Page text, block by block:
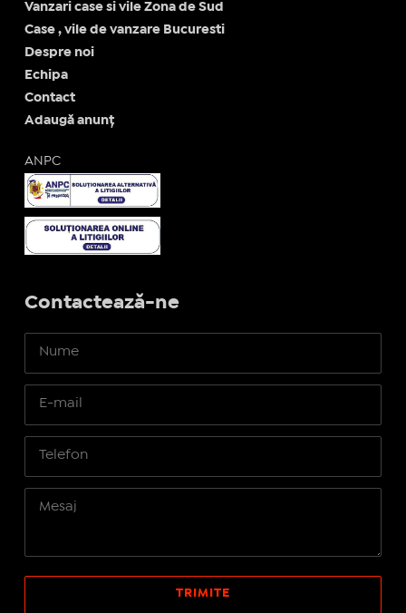
Vanzari case si vile Zona de Sud
Case , vile de vanzare Bucuresti
Despre noi
Echipa
Contact
Adaugă anunț
ANPC
Contactează-ne